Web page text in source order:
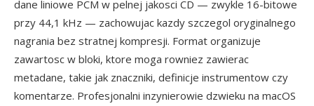
dane liniowe PCM w pelnej jakosci CD — zwykle 16-bitowe
przy 44,1 kHz — zachowujac kazdy szczegol oryginalnego
nagrania bez stratnej kompresji. Format organizuje
zawartosc w bloki, ktore moga rowniez zawierac
metadane, takie jak znaczniki, definicje instrumentow czy
komentarze. Profesjonalni inzynierowie dzwieku na macOS